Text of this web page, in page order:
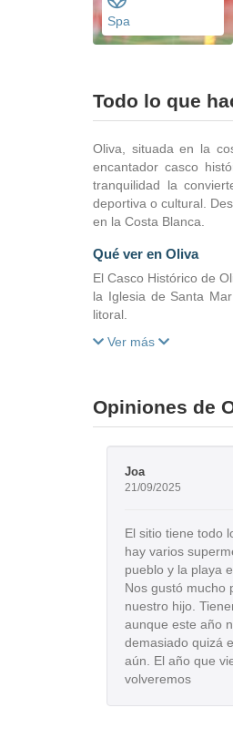
Spa
Todo lo que
Oliva, situada en la
encantador casco
tranquilidad la
deportiva o cultural.
en la Costa Blanca.
Qué ver en Oliva
El Casco Histórico de
la Iglesia de Santa
litoral.
Ver más
Opiniones de
Joa
21/09/2025
El sitio tiene todo
hay varios
pueblo y la playa
Nos gustó mucho
nuestro hijo.
aunque este año
demasiado quizá
aún. El año que
volveremos